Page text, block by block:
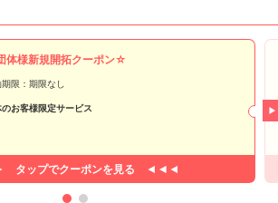
体様新規開拓クーポン☆
限：期限なし
のお客様限定サービス
タップでクーポンを見る